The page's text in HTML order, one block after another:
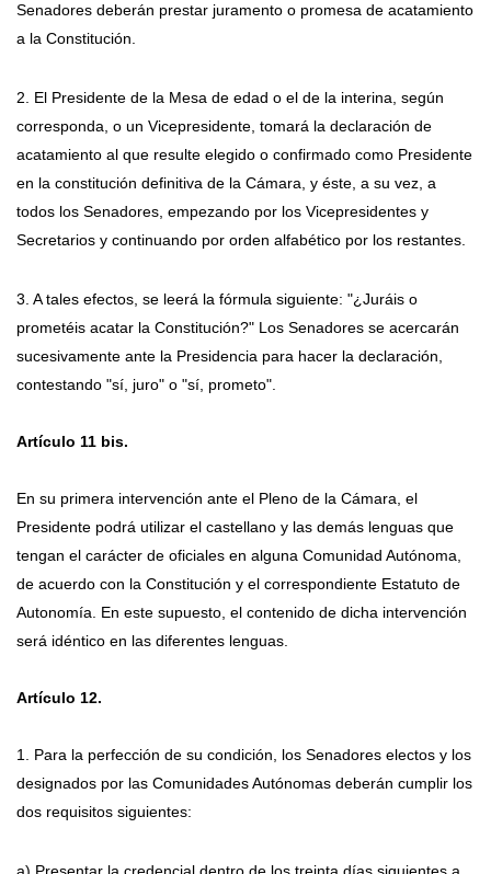
Senadores deberán prestar juramento o promesa de acatamiento
a la Constitución.
2. El Presidente de la Mesa de edad o el de la interina, según
corresponda, o un Vicepresidente, tomará la declaración de
acatamiento al que resulte elegido o confirmado como Presidente
en la constitución definitiva de la Cámara, y éste, a su vez, a
todos los Senadores, empezando por los Vicepresidentes y
Secretarios y continuando por orden alfabético por los restantes.
3. A tales efectos, se leerá la fórmula siguiente: "¿Juráis o
prometéis acatar la Constitución?" Los Senadores se acercarán
sucesivamente ante la Presidencia para hacer la declaración,
contestando "sí, juro" o "sí, prometo".
Artículo 11 bis.
En su primera intervención ante el Pleno de la Cámara, el
Presidente podrá utilizar el castellano y las demás lenguas que
tengan el carácter de oficiales en alguna Comunidad Autónoma,
de acuerdo con la Constitución y el correspondiente Estatuto de
Autonomía. En este supuesto, el contenido de dicha intervención
será idéntico en las diferentes lenguas.
Artículo 12.
1. Para la perfección de su condición, los Senadores electos y los
designados por las Comunidades Autónomas deberán cumplir los
dos requisitos siguientes: